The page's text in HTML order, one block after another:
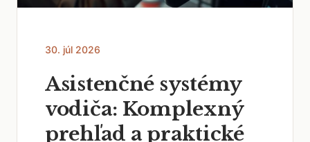
30. júl 2026
Asistenčné systémy
vodiča: Komplexný
prehľad a praktické